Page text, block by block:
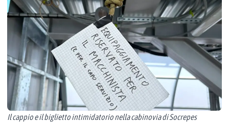
Il cappio e il biglietto intimidatorio nella cabinovia di Socrepes